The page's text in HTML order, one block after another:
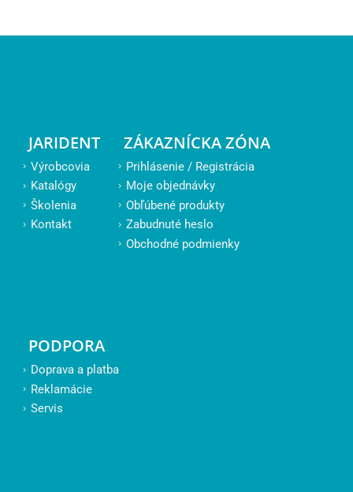
JARIDENT
Výrobcovia
Katalógy
Školenia
Kontakt
ZÁKAZNÍCKA ZÓNA
Prihlásenie / Registrácia
Moje objednávky
Obľúbené produkty
Zabudnuté heslo
Obchodné podmienky
PODPORA
Doprava a platba
Reklamácie
Servis